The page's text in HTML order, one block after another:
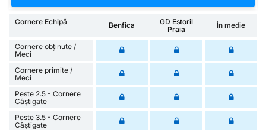
Cornere Echipă Benfica
GD Estoril
Praia
În medie
Cornere obținute /
Meci
Cornere primite /
Meci
Peste 2.5 - Cornere
Câștigate
Peste 3.5 - Cornere
Câștigate